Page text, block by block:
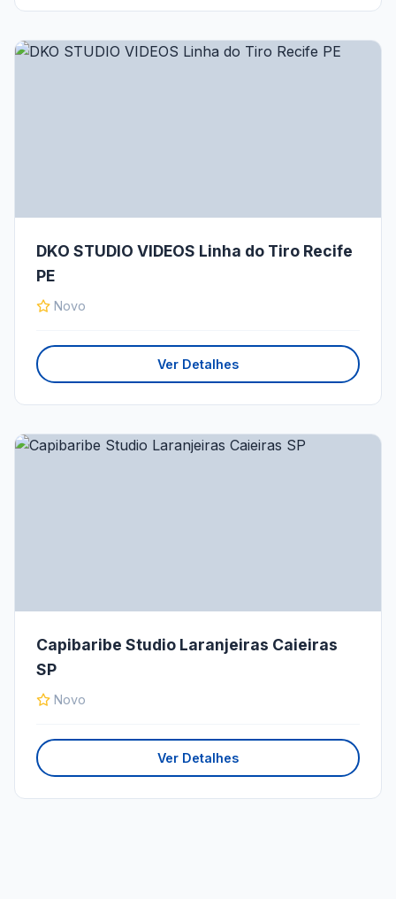
DKO STUDIO VIDEOS Linha do Tiro Recife
PE
Novo
Ver Detalhes
Capibaribe Studio Laranjeiras Caieiras
SP
Novo
Ver Detalhes